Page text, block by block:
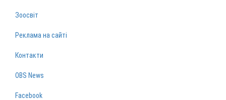
Зоосвіт
Реклама на сайті
Контакти
OBS News
Facebook